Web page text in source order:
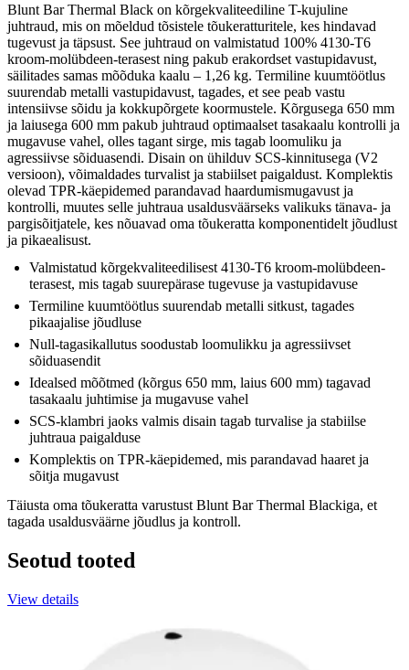
Blunt Bar Thermal Black on kõrgekvaliteediline T-kujuline
juhtraud, mis on mõeldud tõsistele tõukeratturitele, kes hindavad
tugevust ja täpsust. See juhtraud on valmistatud 100% 4130-T6
kroom-molübdeen-terasest ning pakub erakordset vastupidavust,
säilitades samas mõõduka kaalu – 1,26 kg. Termiline kuumtöötlus
suurendab metalli vastupidavust, tagades, et see peab vastu
intensiivse sõidu ja kokkupõrgete koormustele. Kõrgusega 650 mm
ja laiusega 600 mm pakub juhtraud optimaalset tasakaalu kontrolli ja
mugavuse vahel, olles tagant sirge, mis tagab loomuliku ja
agressiivse sõiduasendi. Disain on ühilduv SCS-kinnitusega (V2
versioon), võimaldades turvalist ja stabiilset paigaldust. Komplektis
olevad TPR-käepidemed parandavad haardumismugavust ja
kontrolli, muutes selle juhtraua usaldusväärseks valikuks tänava- ja
pargisõitjatele, kes nõuavad oma tõukeratta komponentidelt jõudlust
ja pikaealisust.
Valmistatud kõrgekvaliteedilisest 4130-T6 kroom-molübdeen-
terasest, mis tagab suurepärase tugevuse ja vastupidavuse
Termiline kuumtöötlus suurendab metalli sitkust, tagades
pikaajalise jõudluse
Null-tagasikallutus soodustab loomulikku ja agressiivset
sõiduasendit
Idealsed mõõtmed (kõrgus 650 mm, laius 600 mm) tagavad
tasakaalu juhtimise ja mugavuse vahel
SCS-klambri jaoks valmis disain tagab turvalise ja stabiilse
juhtraua paigalduse
Komplektis on TPR-käepidemed, mis parandavad haaret ja
sõitja mugavust
Täiusta oma tõukeratta varustust Blunt Bar Thermal Blackiga, et
tagada usaldusväärne jõudlus ja kontroll.
Seotud tooted
View details